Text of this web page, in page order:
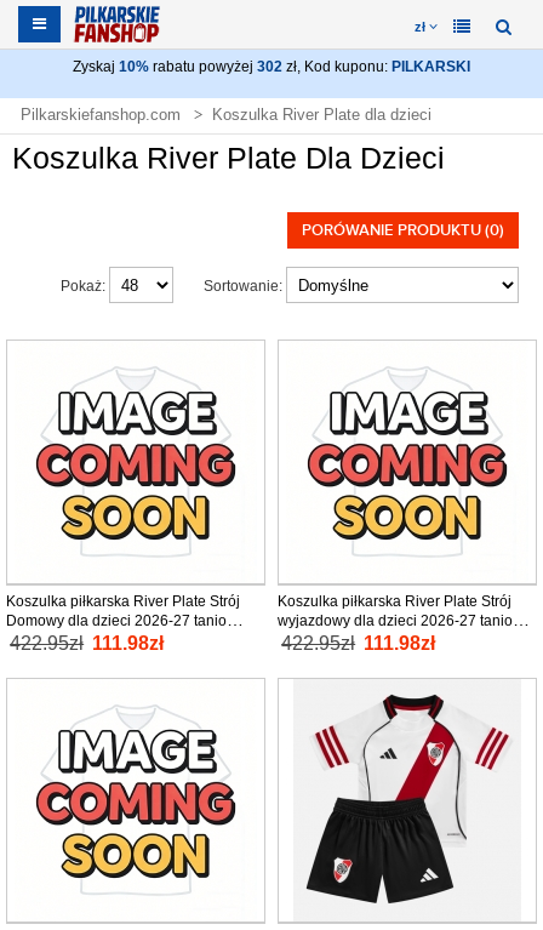
zł
Zyskaj 10% rabatu powyżej 302 zł, Kod kuponu: PILKARSKI
Pilkarskiefanshop.com Koszulka River Plate dla dzieci
Koszulka River Plate Dla Dzieci
PORÓWANIE PRODUKTU (0)
Sortowanie:
Pokaż:
Koszulka piłkarska River Plate Strój
Domowy dla dzieci 2026-27 tanio
Krótki Rękaw (+ Krótkie spodenki)
422.95zł 111.98zł
Koszulka piłkarska River Plate Strój
wyjazdowy dla dzieci 2026-27 tanio
Krótki Rękaw (+ Krótkie spodenki)
422.95zł 111.98zł